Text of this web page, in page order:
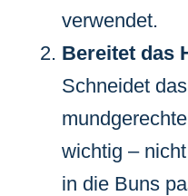
verwendet.
Bereitet das
Schneidet
wichtig –
in die Buns